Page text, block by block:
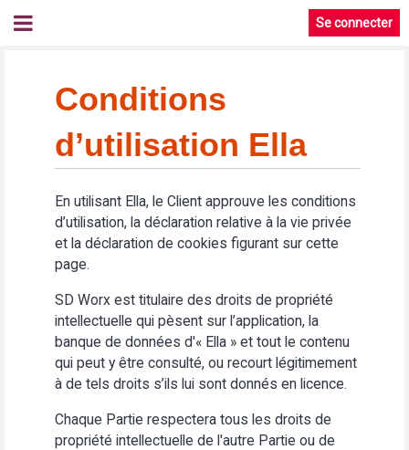
Se connecter
Conditions
d’utilisation Ella
En utilisant Ella, le Client approuve les conditions
d’utilisation, la déclaration relative à la vie privée
et la déclaration de cookies figurant sur cette
page.
SD Worx est titulaire des droits de propriété
intellectuelle qui pèsent sur l’application, la
banque de données d'« Ella » et tout le contenu
qui peut y être consulté, ou recourt légitimement
à de tels droits s’ils lui sont donnés en licence.
Chaque Partie respectera tous les droits de
propriété intellectuelle de l'autre Partie ou de